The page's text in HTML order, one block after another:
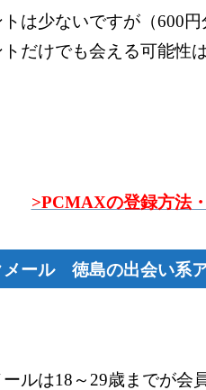
は少ないですが（600
だけでも会える可能性
>PCMAXの登録方法
ール 徳島の出会い系
ルは18～29歳までが会